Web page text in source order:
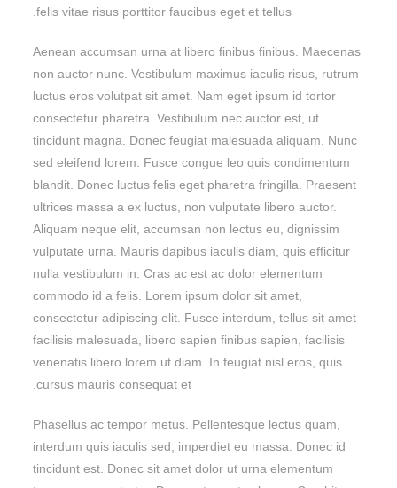
felis vitae risus porttitor faucibus eget et tellus.
Aenean accumsan urna at libero finibus finibus. Maecenas
non auctor nunc. Vestibulum maximus iaculis risus, rutrum
luctus eros volutpat sit amet. Nam eget ipsum id tortor
consectetur pharetra. Vestibulum nec auctor est, ut
tincidunt magna. Donec feugiat malesuada aliquam. Nunc
sed eleifend lorem. Fusce congue leo quis condimentum
blandit. Donec luctus felis eget pharetra fringilla. Praesent
ultrices massa a ex luctus, non vulputate libero auctor.
Aliquam neque elit, accumsan non lectus eu, dignissim
vulputate urna. Mauris dapibus iaculis diam, quis efficitur
nulla vestibulum in. Cras ac est ac dolor elementum
commodo id a felis. Lorem ipsum dolor sit amet,
consectetur adipiscing elit. Fusce interdum, tellus sit amet
facilisis malesuada, libero sapien finibus sapien, facilisis
venenatis libero lorem ut diam. In feugiat nisl eros, quis
cursus mauris consequat et.
Phasellus ac tempor metus. Pellentesque lectus quam,
interdum quis iaculis sed, imperdiet eu massa. Donec id
tincidunt est. Donec sit amet dolor ut urna elementum